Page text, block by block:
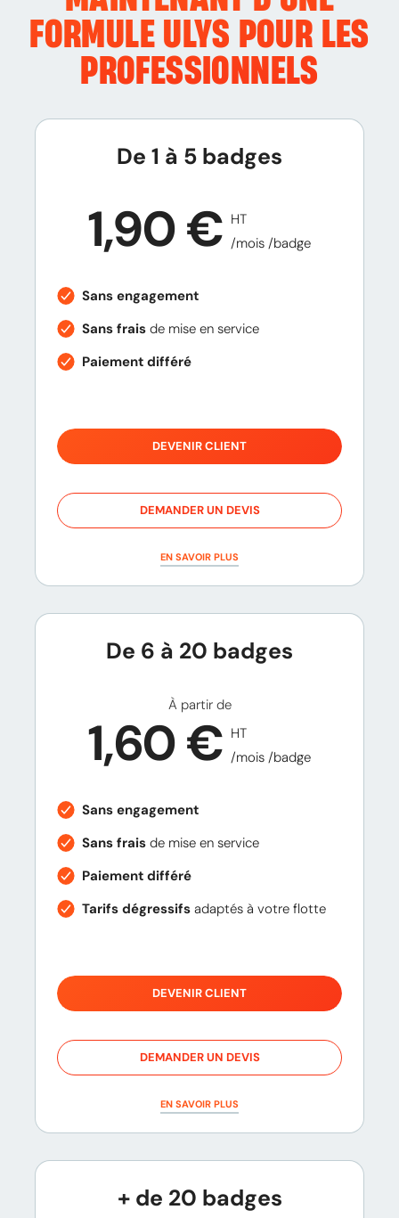
FORMULE ULYS POUR LES
PROFESSIONNELS
De 1 à 5 badges
1,90 € HT
/mois /badge
Sans engagement
Sans fraisde mise en service
Paiement différé
DEVENIR CLIENT
DEMANDER UN DEVIS
EN SAVOIR PLUS
De 6 à 20 badges
À partir de
1,60 € HT
/mois /badge
Sans engagement
Sans fraisde mise en service
Paiement différé
Tarifs dégressifsadaptés à votre flotte
DEVENIR CLIENT
DEMANDER UN DEVIS
EN SAVOIR PLUS
+ de 20 badges